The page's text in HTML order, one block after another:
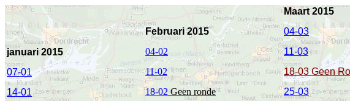
januari 2015
07-01
14-01
Februari 2015
04-02
11-02
18-02Geen ronde
Maart 2015
04-03
11-03
18-03 Geen
25-03